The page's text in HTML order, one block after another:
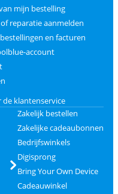
mijn bestelling
reparatie aanmelden
en facturen
account
de klantenservice
Zakelijk bestellen
Zakelijke cadeaubonnen
Bedrijfswinkels
Digisprong
Bring Your Own Device
Cadeauwinkel